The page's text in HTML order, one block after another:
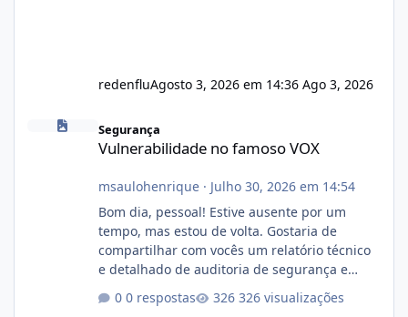
redenfluAgosto 3, 2026 em 14:36 Ago 3, 2026
Vulnerabilidade no famoso VOX
Segurança
Vulnerabilidade no famoso VOX
msaulohenrique· Julho 30, 2026 em 14:54
Bom dia, pessoal! Estive ausente por um
tempo, mas estou de volta. Gostaria de
compartilhar com vocês um relatório técnico
e detalhado de auditoria de segurança e
conformidade referente ao VOXPANEL (versão
atualmente em circulação e comercialização
0 respostas 326 visualizações